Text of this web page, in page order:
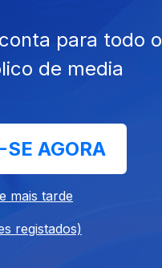
para todo o
de media
SE AGORA
mais tarde
registados)